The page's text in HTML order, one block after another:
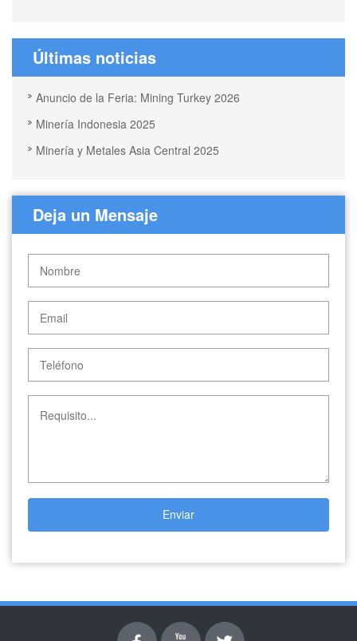
Últimas noticias
Anuncio de la Feria: Mining Turkey 2026
Minería Indonesia 2025
Minería y Metales Asia Central 2025
Deja un Mensaje
Enviar
Facebookyoutube Twitter